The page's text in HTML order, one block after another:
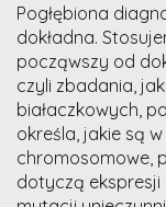
Pogłębiona
dokładna.
począwszy od
czyli zbadania,
białaczkowych,
określa, jakie są
chromosomowe,
dotyczą ekspresji